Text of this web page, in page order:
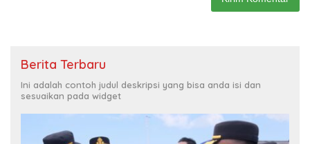
Berita Terbaru
Ini adalah contoh judul deskripsi yang bisa anda isi dan
sesuaikan pada widget